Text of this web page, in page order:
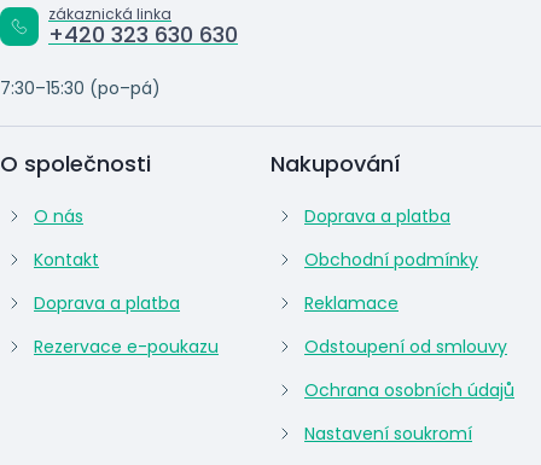
zákaznická linka
+420 323 630 630
7:30–15:30 (po–pá)
O společnosti
O nás
Kontakt
Doprava a platba
Rezervace e-poukazu
Nakupování
Doprava a platba
Obchodní podmínky
Reklamace
Odstoupení od smlouvy
Ochrana osobních údajů
Nastavení soukromí